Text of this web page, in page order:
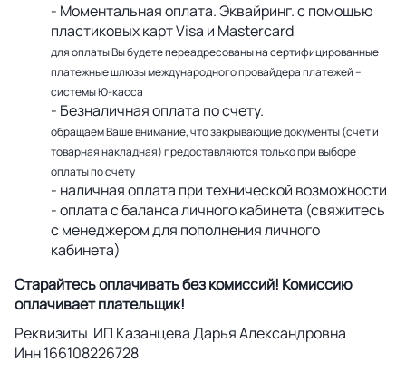
- Моментальная оплата. Эквайринг. с помощью
пластиковых карт Visa и Mastercard
для оплаты Вы будете переадресованы на сертифицированные
платежные шлюзы международного провайдера платежей –
системы Ю-касса
- Безналичная оплата по счету.
обращаем Ваше внимание, что закрывающие документы (счет и
товарная накладная) предоставляются только при выборе
оплаты по счету
- наличная оплата при технической возможности
- оплата с баланса личного кабинета (свяжитесь
с менеджером для пополнения личного
кабинета)
Старайтесь оплачивать без комиссий! Комиссию
оплачивает плательщик!
Реквизиты ИП Казанцева Дарья Александровна
Инн 166108226728